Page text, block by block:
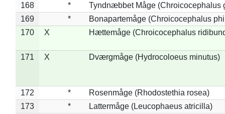
168
*
Tyndnæbbet Måge (Chroicocephalus
169
*
Bonapartemåge (Chroicocephalus
170
X Hættemåge (Chroicocephalus
171 X Dværgmåge (Hydrocoloeus minutus)
172 *
Rosenmåge (Rhodostethia rosea)
173
*
Lattermåge (Leucophaeus atricilla)